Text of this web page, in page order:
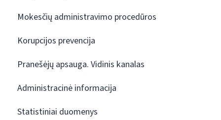
Mokesčių administravimo procedūros
Korupcijos prevencija
Pranešėjų apsauga. Vidinis kanalas
Administracinė informacija
Statistiniai duomenys